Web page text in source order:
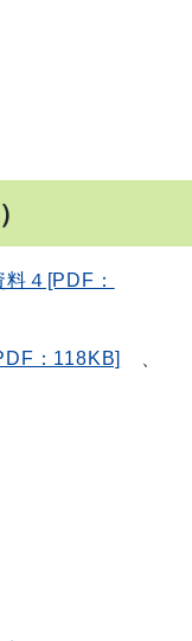
４[PDF：
：118KB]